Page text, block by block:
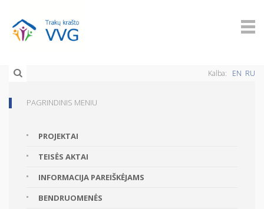
Kalba: EN RU
PAGRINDINIS MENIU
PROJEKTAI
TEISĖS AKTAI
INFORMACIJA PAREIŠKĖJAMS
BENDRUOMENĖS